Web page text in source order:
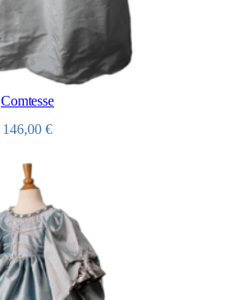
Comtesse
146,00 €